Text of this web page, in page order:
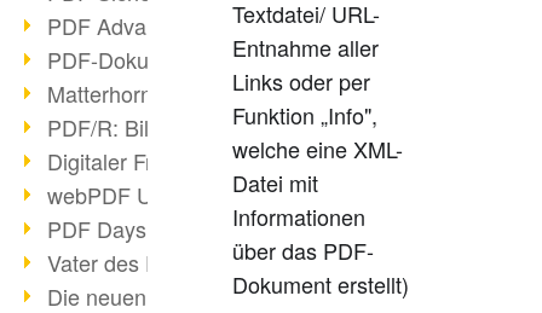
PDF Advanced Electronic Signature
PDF-Dokumente neu organisieren
Matterhorn Protokoll 1.1 verfügbar
PDF/R: Bildformat der Zukunft
Digitaler Freigabeprozess
webPDF Update 8.0.0.2255
PDF Days Europe 2021
Vater des PDF gestorben
Die neuen PDF Standards 2020
Textdatei/ URL-
Entnahme aller
Links oder per
Funktion „Info",
welche eine XML-
Datei mit
Informationen
über das PDF-
Dokument erstellt)